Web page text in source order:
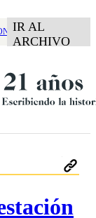
IR AL
ARCHIVO